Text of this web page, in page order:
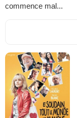
commence mal...